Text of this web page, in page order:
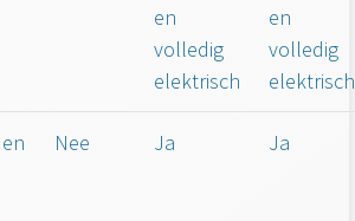
en
volledig
elektrisch
en
volledig
elektrisch
Nee Ja Ja